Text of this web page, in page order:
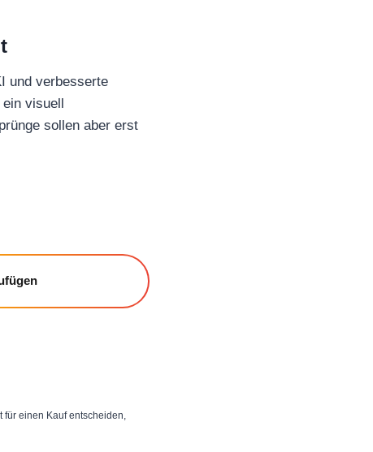
und verbesserte
visuell
sollen aber erst
für einen Kauf entscheiden,